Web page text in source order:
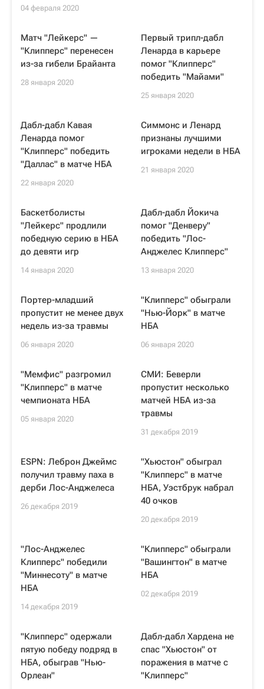
04 февраля 2020
Матч "Лейкерс" —
"Клипперс" перенесен
из-за гибели Брайанта
28 января 2020
Первый трипл-дабл
Ленарда в карьере
помог "Клипперс"
победить "Майами"
25 января 2020
Дабл-дабл Кавая
Ленарда помог
"Клипперс" победить
"Даллас" в матче НБА
22 января 2020
Симмонс и Ленард
признаны лучшими
игроками недели в НБА
21 января 2020
Баскетболисты
"Лейкерс" продлили
победную серию в НБА
до девяти игр
14 января 2020
Дабл-дабл Йокича
помог "Денверу"
победить "Лос-
Анджелес Клипперс"
13 января 2020
Портер-младший
пропустит не менее двух
недель из-за травмы
06 января 2020
"Клипперс" обыграли
"Нью-Йорк" в матче
НБА
06 января 2020
"Мемфис" разгромил
"Клипперс" в матче
чемпионата НБА
05 января 2020
СМИ: Беверли
пропустит несколько
матчей НБА из-за
травмы
31 декабря 2019
ESPN: Леброн Джеймс
получил травму паха в
дерби Лос-Анджелеса
26 декабря 2019
"Хьюстон" обыграл
"Клипперс" в матче
НБА, Уэстбрук набрал
40 очков
20 декабря 2019
"Лос-Анджелес
Клипперс" победили
"Миннесоту" в матче
НБА
14 декабря 2019
"Клипперс" обыграли
"Вашингтон" в матче
НБА
02 декабря 2019
"Клипперс" одержали
пятую победу подряд в
НБА, обыграв "Нью-
Орлеан"
Дабл-дабл Хардена не
спас "Хьюстон" от
поражения в матче с
"Клипперс"